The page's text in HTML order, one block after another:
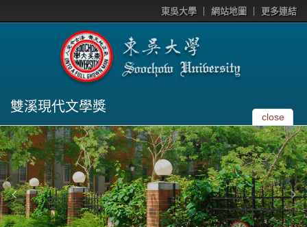
東吳大學 網站地圖 更多連結
雙溪現代文學獎
close